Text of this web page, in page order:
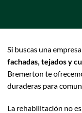
Si buscas una
fachadas, tejados y
Bremerton te
duraderas para
La rehabilitación no